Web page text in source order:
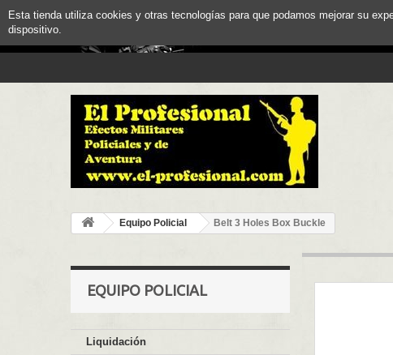
Esta tienda utiliza cookies y otras tecnologías para que podamos mejorar su
dispositivo.
Equipo Policial Belt 3 Holes Box Buckle
EQUIPO POLICIAL
Liquidación